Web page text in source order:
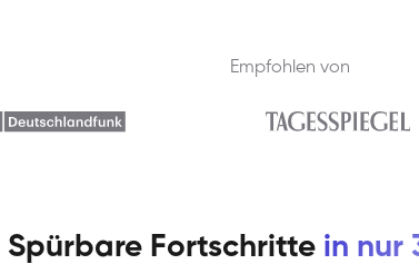
Empfohlen von
Spürbare Fortschritte in nur